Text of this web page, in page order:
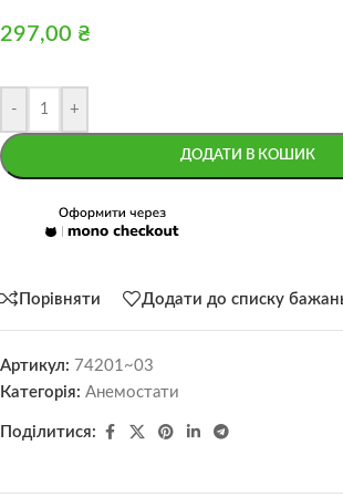
297,00 ₴
- +
ДОДАТИ В КОШИК
Порівняти Додати до списку
Артикул: 74201~03
Категорія: Анемостати
Поділитися: